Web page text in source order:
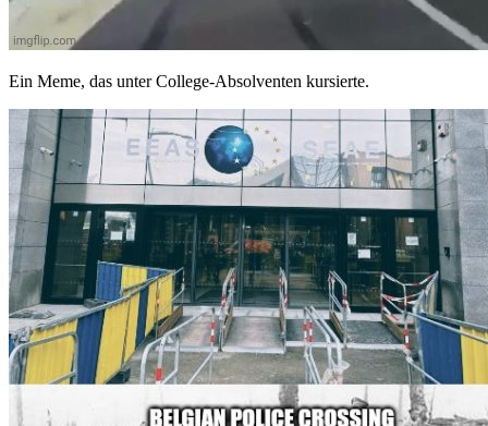
Ein Meme, das unter College-Absolventen kursierte.